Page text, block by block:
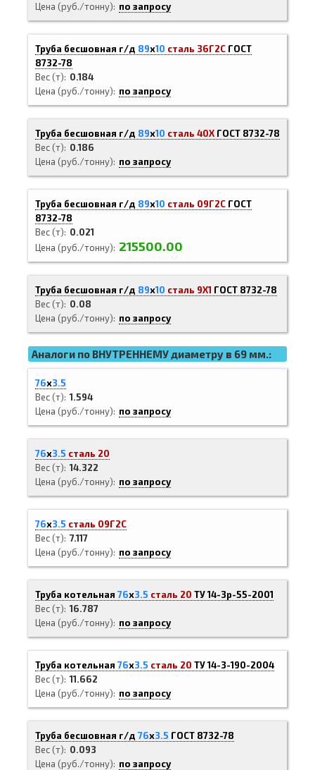
Цена (руб./тонну) по запросу
Труба бесшовная г/д 89х10 сталь 36Г2С ГОСТ
8732-78
Вес (т)
0.184
Цена (руб./тонну)
по запросу
Труба бесшовная г/д 89х10 сталь 40Х ГОСТ 8732-78
Вес (т)
0.186
Цена (руб./тонну)
по запросу
Труба бесшовная г/д 89х10 сталь 09Г2С ГОСТ
8732-78
Вес (т)
0.021
Цена (руб./тонну)
215500.00
Труба бесшовная г/д 89х10 сталь 9Х1 ГОСТ 8732-78
Вес (т)
0.08
Цена (руб./тонну)
по запросу
Аналоги по ВНУТРЕННЕМУ диаметру в 69 мм.:
76х3.5
Вес (т) 1.594
Цена (руб./тонну)
по запросу
76х3.5 сталь 20
Вес (т) 14.322
Цена (руб./тонну)
по запросу
76х3.5 сталь 09Г2С
Вес (т) 7.117
Цена (руб./тонну)
по запросу
Труба котельная 76х3.5 сталь 20 ТУ 14-3р-55-2001
Вес (т) 16.787
Цена (руб./тонну)
по запросу
Труба котельная 76х3.5 сталь 20 ТУ 14-3-190-2004
Вес (т) 11.662
Цена (руб./тонну)
по запросу
Труба бесшовная г/д 76х3.5 ГОСТ 8732-78
Вес (т)
0.093
Цена (руб./тонну)
по запросу